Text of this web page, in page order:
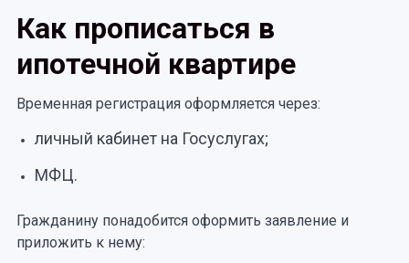
Как прописаться в
ипотечной квартире
Временная регистрация оформляется через:
личный кабинет на Госуслугах;
МФЦ.
Гражданину понадобится оформить заявление и
приложить к нему: